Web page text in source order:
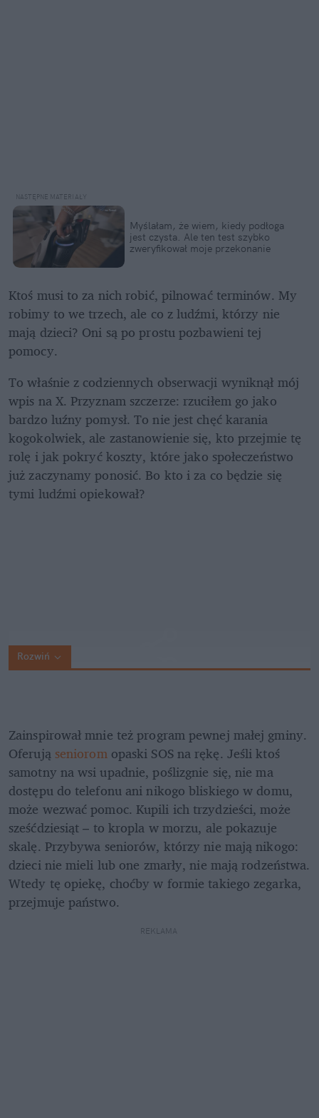
Myślałam, że wiem, kiedy podłoga
jest czysta. Ale ten test szybko
zweryfikował moje przekonanie
Ktoś musi to za nich robić, pilnować terminów. My
robimy to we trzech, ale co z ludźmi, którzy nie
mają dzieci? Oni są po prostu pozbawieni tej
pomocy.
To właśnie z codziennych obserwacji wyniknął mój
wpis na X. Przyznam szczerze: rzuciłem go jako
bardzo luźny pomysł. To nie jest chęć karania
kogokolwiek, ale zastanowienie się, kto przejmie tę
rolę i jak pokryć koszty, które jako społeczeństwo
już zaczynamy ponosić. Bo kto i za co będzie się
tymi ludźmi opiekował?
Rozwiń
Zainspirował mnie też program pewnej małej gminy.
Oferują seniorom opaski SOS na rękę. Jeśli ktoś
samotny na wsi upadnie, poślizgnie się, nie ma
dostępu do telefonu ani nikogo bliskiego w domu,
może wezwać pomoc. Kupili ich trzydzieści, może
sześćdziesiąt – to kropla w morzu, ale pokazuje
skalę. Przybywa seniorów, którzy nie mają nikogo:
dzieci nie mieli lub one zmarły, nie mają rodzeństwa.
Wtedy tę opiekę, choćby w formie takiego zegarka,
przejmuje państwo.
REKLAMA